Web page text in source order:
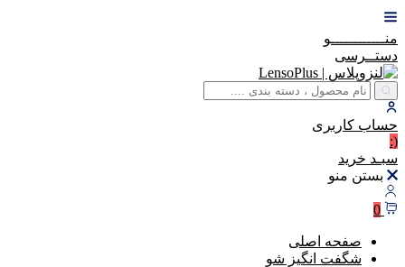
منــــــــــــو
دستــرسی
حساب کاربری
(:
سبـد خرید
بستن منو
0
صفحه اصلی
شگفت انگیز شو